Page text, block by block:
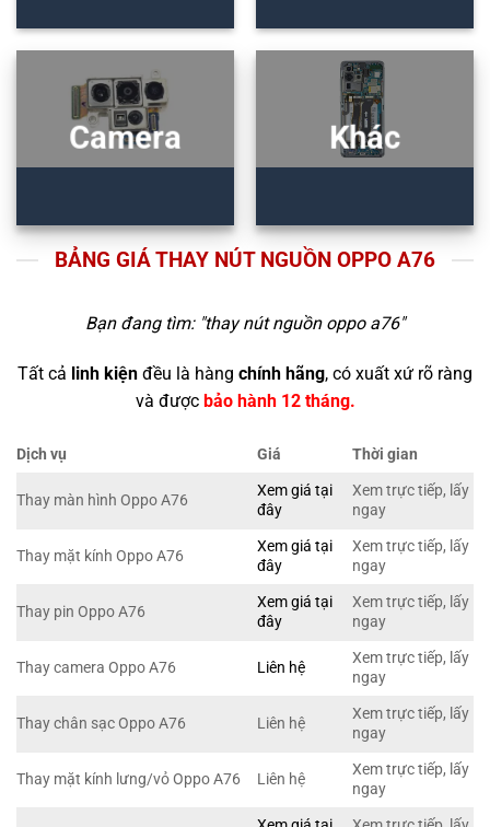
Camera Khác
BẢNG GIÁ THAY NÚT NGUỒN OPPO A76
Bạn đang tìm: "thay nút nguồn oppo a76"
Tất cả linh kiện đều là hàng chính hãng, có xuất xứ rõ ràng
và được bảo hành 12 tháng.
Dịch vụ Giá Thời gian
Thay màn hình Oppo A76
Xem giá tại
đây
Xem trực tiếp, lấy
ngay
Thay mặt kính Oppo A76
Xem giá tại
đây
Xem trực tiếp, lấy
ngay
Thay pin Oppo A76
Xem giá tại
đây
Xem trực tiếp, lấy
ngay
Thay camera Oppo A76 Liên hệ
Xem trực tiếp, lấy
ngay
Thay chân sạc Oppo A76 Liên hệ
Xem trực tiếp, lấy
ngay
Thay mặt kính lưng/vỏ Oppo A76 Liên hệ
Xem trực tiếp, lấy
ngay